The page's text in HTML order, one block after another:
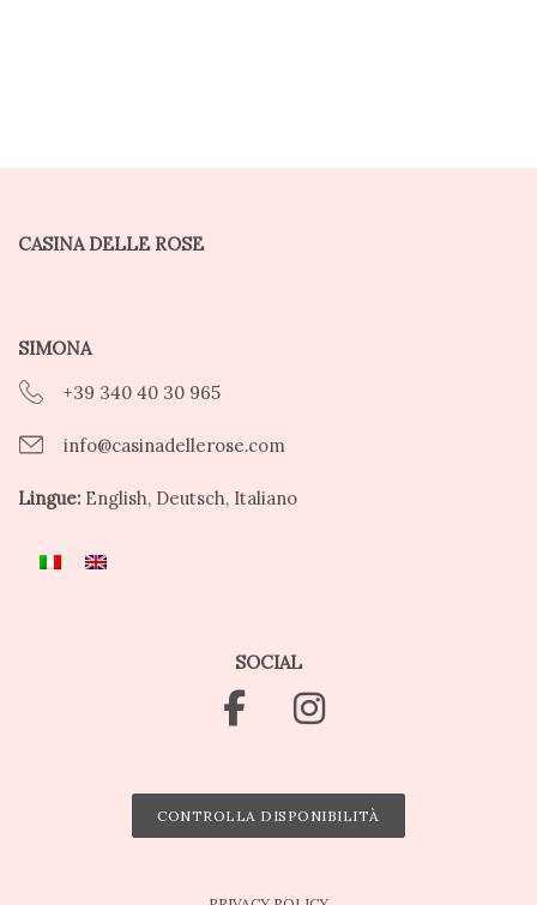
CASINA DELLE ROSE
SIMONA
+39 340 40 30 965
info@casinadellerose.com
Lingue: English, Deutsch, Italiano
SOCIAL
CONTROLLA DISPONIBILITÀ